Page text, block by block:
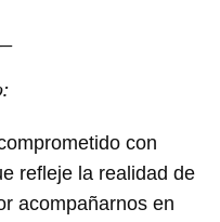
con
refleje la realidad de
acompañarnos en